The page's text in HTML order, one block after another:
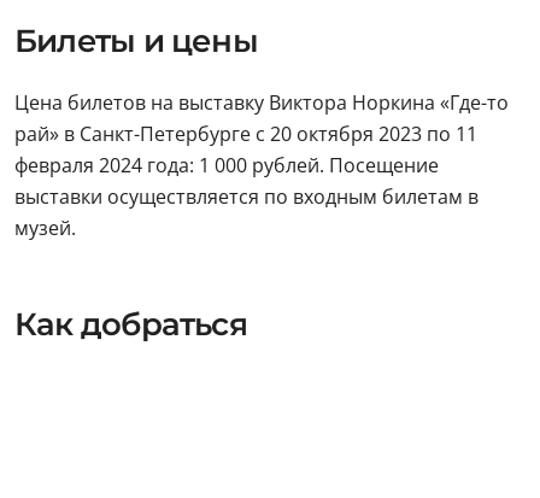
Билеты и цены
Цена билетов на выставку Виктора Норкина «Где-то
рай» в Санкт-Петербурге с 20 октября 2023 по 11
февраля 2024 года: 1 000 рублей. Посещение
выставки осуществляется по входным билетам в
музей.
Как добраться